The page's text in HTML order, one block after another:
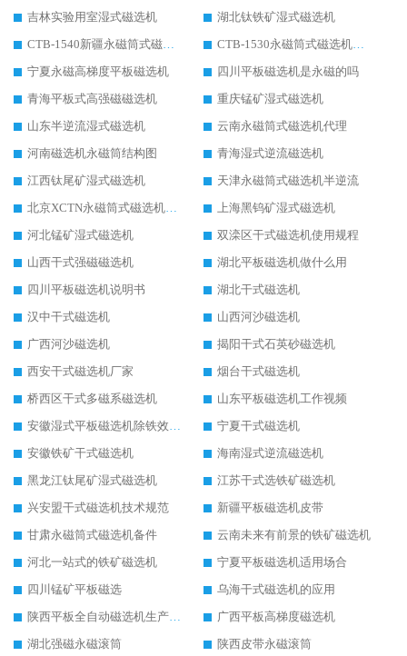
吉林实验用室湿式磁选机
湖北钛铁矿湿式磁选机
CTB-1540新疆永磁筒式磁选机
CTB-1530永磁筒式磁选机代理商
宁夏永磁高梯度平板磁选机
四川平板磁选机是永磁的吗
青海平板式高强磁磁选机
重庆锰矿湿式磁选机
山东半逆流湿式磁选机
云南永磁筒式磁选机代理
河南磁选机永磁筒结构图
青海湿式逆流磁选机
江西钛尾矿湿式磁选机
天津永磁筒式磁选机半逆流
北京XCTN永磁筒式磁选机磁块位置
上海黑钨矿湿式磁选机
河北锰矿湿式磁选机
双滦区干式磁选机使用规程
山西干式强磁磁选机
湖北平板磁选机做什么用
四川平板磁选机说明书
湖北干式磁选机
汉中干式磁选机
山西河沙磁选机
广西河沙磁选机
揭阳干式石英砂磁选机
西安干式磁选机厂家
烟台干式磁选机
桥西区干式多磁系磁选机
山东平板磁选机工作视频
安徽湿式平板磁选机除铁效果怎么样
宁夏干式磁选机
安徽铁矿干式磁选机
海南湿式逆流磁选机
黑龙江钛尾矿湿式磁选机
江苏干式选铁矿磁选机
兴安盟干式磁选机技术规范
新疆平板磁选机皮带
甘肃永磁筒式磁选机备件
云南未来有前景的铁矿磁选机
河北一站式的铁矿磁选机
宁夏平板磁选机适用场合
四川锰矿平板磁选
乌海干式磁选机的应用
陕西平板全自动磁选机生产厂家
广西平板高梯度磁选机
湖北强磁永磁滚筒
陕西皮带永磁滚筒